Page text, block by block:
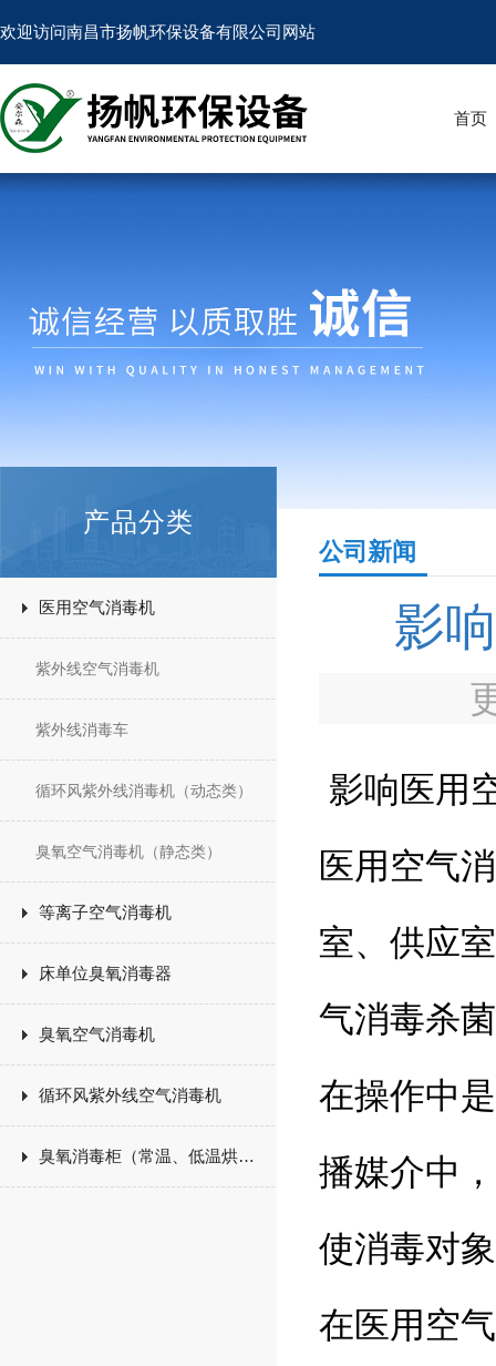
欢迎访问南昌市扬帆环保设备有限公司网站
首页
产品分类
医用空气消毒机
紫外线空气消毒机
紫外线消毒车
循环风紫外线消毒机（动态类）
臭氧空气消毒机（静态类）
等离子空气消毒机
床单位臭氧消毒器
臭氧空气消毒机
循环风紫外线空气消毒机
臭氧消毒柜（常温、低温烘干）
公司新闻
影
影响医用
医用空气
室、供应
气消毒杀
在操作中
播媒介中
使消毒对
在医用空